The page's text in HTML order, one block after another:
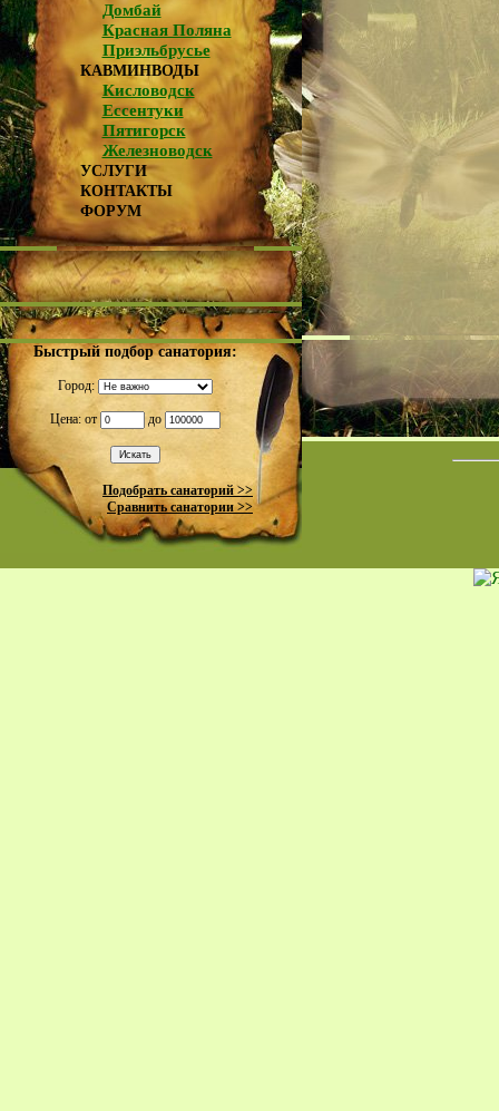
Домбай
Красная Поляна
Приэльбрусье
КАВМИНВОДЫ
Кисловодск
Ессентуки
Пятигорск
Железноводск
УСЛУГИ
КОНТАКТЫ
ФОРУМ
Быстрый подбор санатория:
Город:
Цена: от до
Подобрать санаторий >>
Сравнить санатории >>